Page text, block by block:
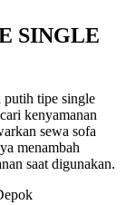
SINGLE
putih tipe single
kenyamanan
sewa sofa
menambah
saat digunakan.